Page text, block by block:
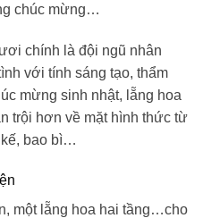
chúc mừng…
chính là đội ngũ nhân
với tính sáng tạo, thẩm
mừng sinh nhật, lẵng hoa
trội hơn về mặt hình thức từ
bao bì…
một lẵng hoa hai tầng…cho